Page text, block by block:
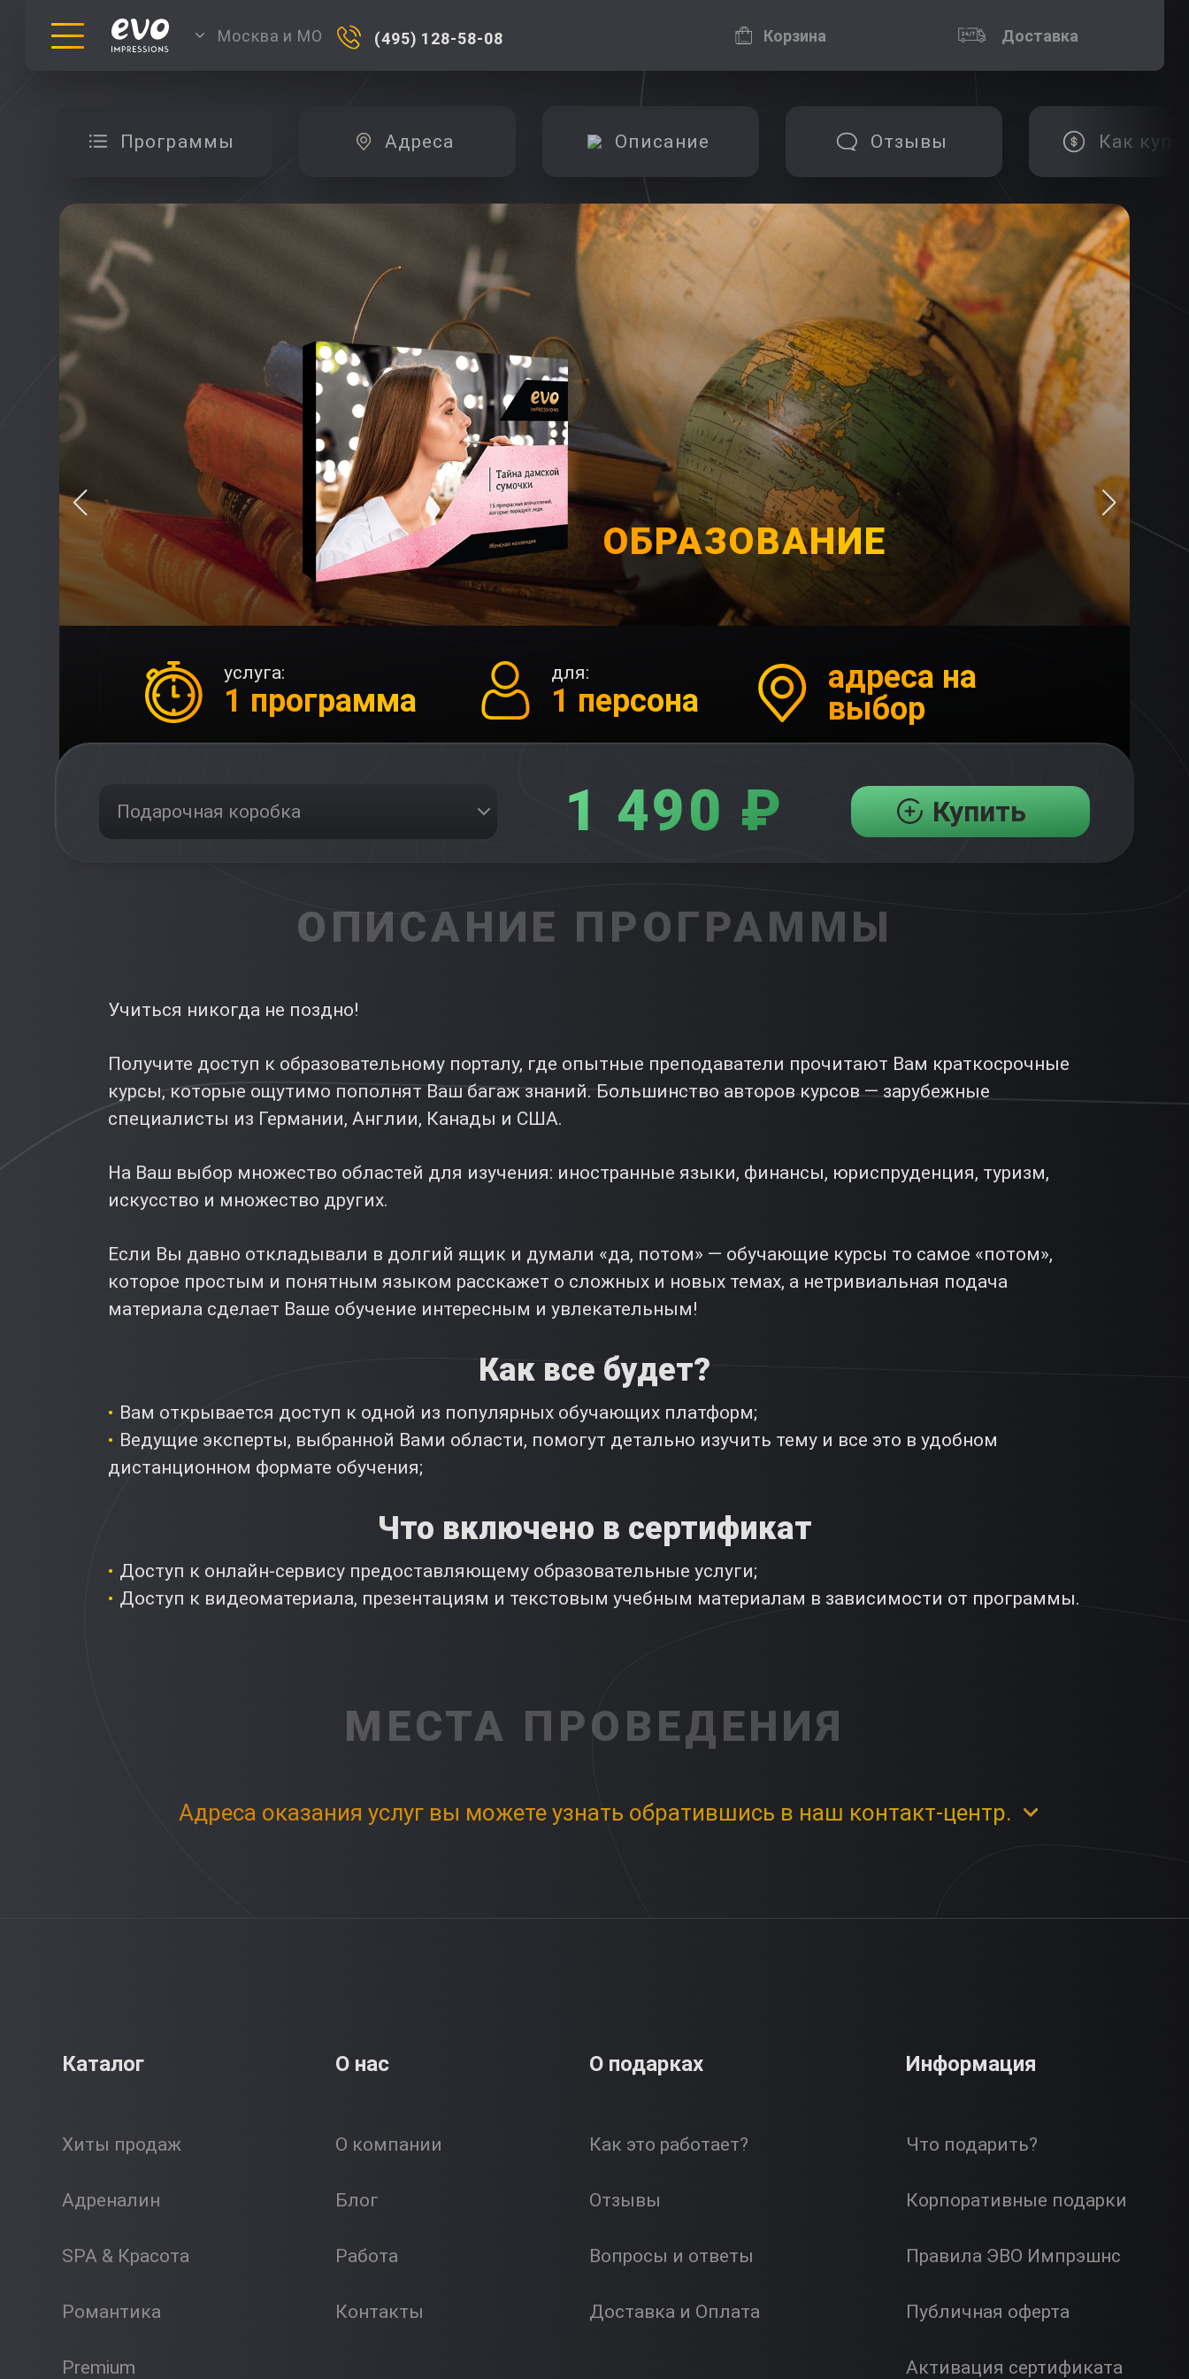
Москва и МО (495) 128-58-08 Корзина Доставка
Программы Адреса Описание Отзывы Как
ОБРАЗОВАНИЕ
услуга:
1 программа
для:
1 персона
адреса на
выбор
Подарочная коробка 1 490 ₽ Купить
ОПИСАНИЕ ПРОГРАММЫ
Учиться никогда не поздно!
Получите доступ к образовательному порталу, где опытные преподаватели прочитают Вам краткосрочные
курсы, которые ощутимо пополнят Ваш багаж знаний. Большинство авторов курсов — зарубежные
специалисты из Германии, Англии, Канады и США.
На Ваш выбор множество областей для изучения: иностранные языки, финансы, юриспруденция, туризм,
искусство и множество других.
Если Вы давно откладывали в долгий ящик и думали «да, потом» — обучающие курсы то самое «потом»,
которое простым и понятным языком расскажет о сложных и новых темах, а нетривиальная подача
материала сделает Ваше обучение интересным и увлекательным!
Как все будет?
Вам открывается доступ к одной из популярных обучающих платформ;
Ведущие эксперты, выбранной Вами области, помогут детально изучить тему и все это в удобном
дистанционном формате обучения;
Что включено в сертификат
Доступ к онлайн-сервису предоставляющему образовательные услуги;
Доступ к видеоматериала, презентациям и текстовым учебным материалам в зависимости от программы.
МЕСТА ПРОВЕДЕНИЯ
Адреса оказания услуг вы можете узнать обратившись в наш контакт-центр.
Каталог
Хиты продаж
Адреналин
SPA & Красота
Романтика
Premium
О нас
О компании
Блог
Работа
Контакты
О подарках
Как это работает?
Отзывы
Вопросы и ответы
Доставка и Оплата
Информация
Что подарить?
Корпоративные подарки
Правила ЭВО Импрэшнс
Публичная оферта
Активация сертификата